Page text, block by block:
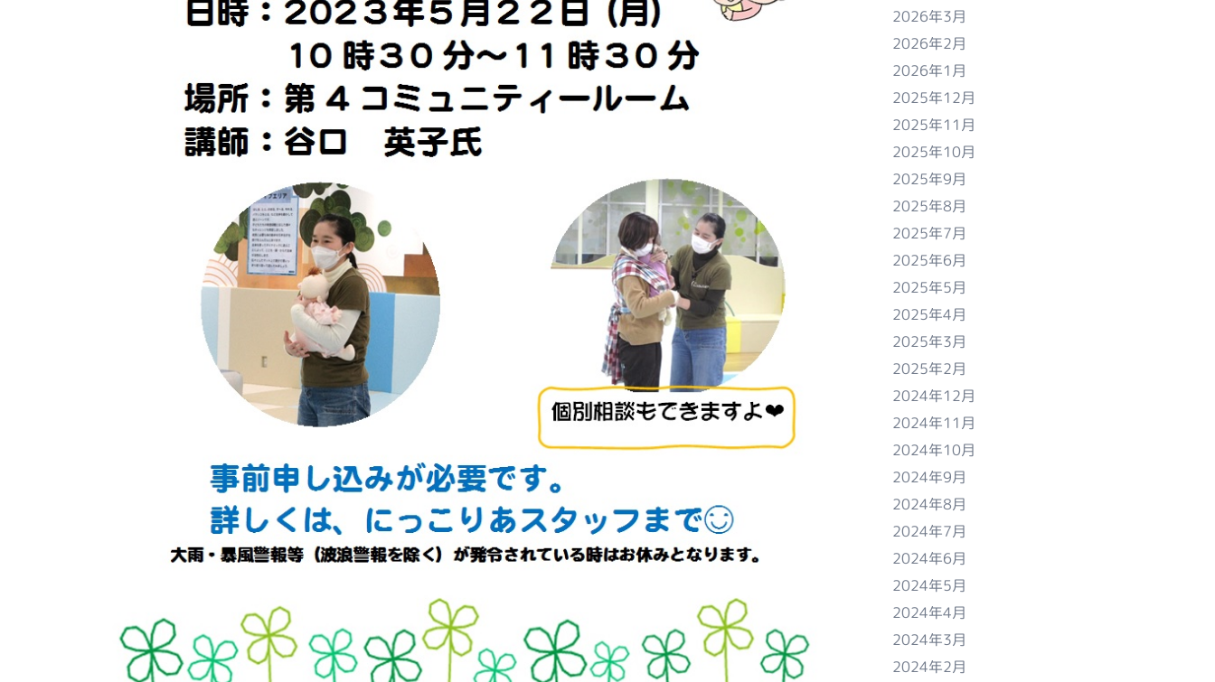
2026年3月
2026年2月
2026年1月
2025年12月
2025年11月
2025年10月
2025年9月
2025年8月
2025年7月
2025年6月
2025年5月
2025年4月
2025年3月
2025年2月
2024年12月
2024年11月
2024年10月
2024年9月
2024年8月
2024年7月
2024年6月
2024年5月
2024年4月
2024年3月
2024年2月